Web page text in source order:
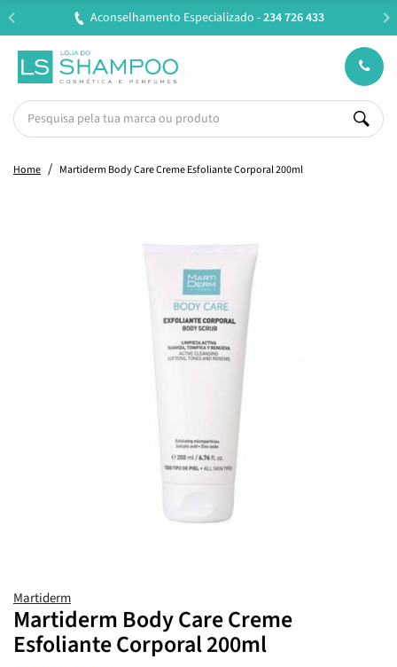
726 433 Entregas em 24H úteis.Oferta de portes
Home Martiderm Body Care Creme Esfoliante Corporal 200ml
Martiderm
Martiderm Body Care Creme
Esfoliante Corporal 200ml